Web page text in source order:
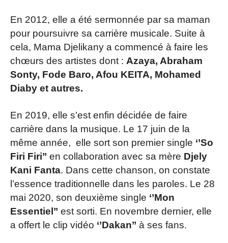
En 2012, elle a été sermonnée par sa maman
pour poursuivre sa carrière musicale. Suite à
cela, Mama Djelikany a commencé à faire les
chœurs des artistes dont : Azaya, Abraham
Sonty, Fode Baro, Afou KEITA, Mohamed
Diaby et autres.
En 2019, elle s’est enfin décidée de faire
carrière dans la musique. Le 17 juin de la
même année, elle sort son premier single ‘’So
Firi Firi’’ en collaboration avec sa mère Djely
Kani Fanta. Dans cette chanson, on constate
l’essence traditionnelle dans les paroles. Le 28
mai 2020, son deuxième single ‘’Mon
Essentiel’’ est sorti. En novembre dernier, elle
a offert le clip vidéo ‘’Dakan’’ à ses fans.